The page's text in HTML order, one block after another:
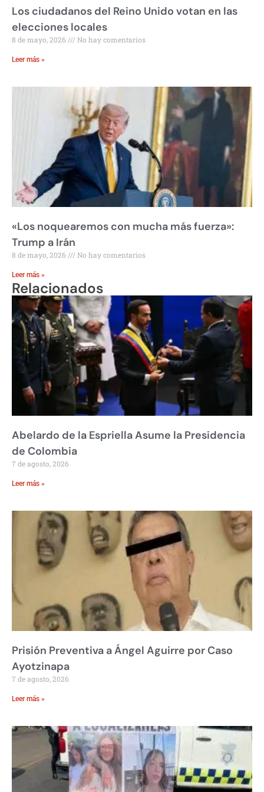
Los ciudadanos del Reino Unido votan en las
elecciones locales
8 de mayo, 2026 No hay comentarios
Leer más »
«Los noquearemos con mucha más fuerza»:
Trump a Irán
8 de mayo, 2026 No hay comentarios
Leer más »
Relacionados
Abelardo de la Espriella Asume la Presidencia
de Colombia
7 de agosto, 2026
Leer más »
Prisión Preventiva a Ángel Aguirre por Caso
Ayotzinapa
7 de agosto, 2026
Leer más »